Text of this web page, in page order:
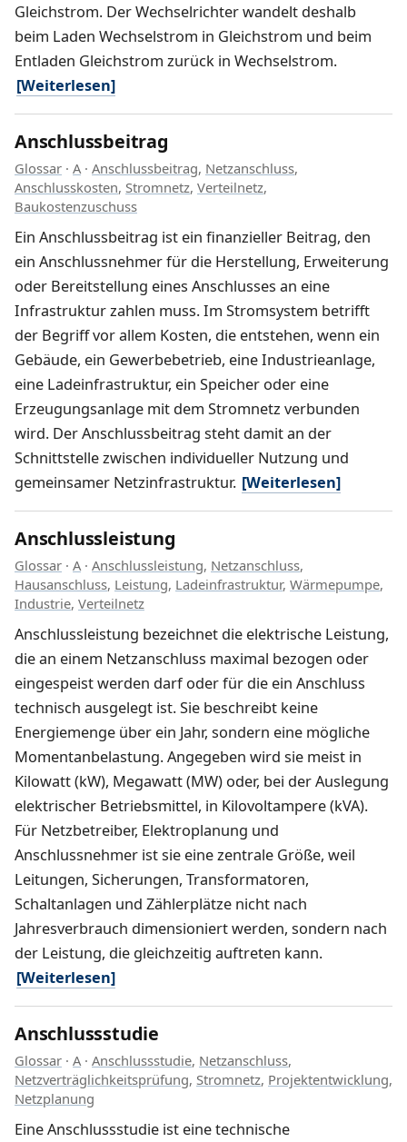
Gleichstrom. Der Wechselrichter wandelt deshalb
beim Laden Wechselstrom in Gleichstrom und beim
Entladen Gleichstrom zurück in Wechselstrom.
[Weiterlesen]
Anschlussbeitrag
Glossar · A · Anschlussbeitrag, Netzanschluss,
Anschlusskosten, Stromnetz, Verteilnetz,
Baukostenzuschuss
Ein Anschlussbeitrag ist ein finanzieller Beitrag, den
ein Anschlussnehmer für die Herstellung, Erweiterung
oder Bereitstellung eines Anschlusses an eine
Infrastruktur zahlen muss. Im Stromsystem betrifft
der Begriff vor allem Kosten, die entstehen, wenn ein
Gebäude, ein Gewerbebetrieb, eine Industrieanlage,
eine Ladeinfrastruktur, ein Speicher oder eine
Erzeugungsanlage mit dem Stromnetz verbunden
wird. Der Anschlussbeitrag steht damit an der
Schnittstelle zwischen individueller Nutzung und
gemeinsamer Netzinfrastruktur. [Weiterlesen]
Anschlussleistung
Glossar · A · Anschlussleistung, Netzanschluss,
Hausanschluss, Leistung, Ladeinfrastruktur, Wärmepumpe,
Industrie, Verteilnetz
Anschlussleistung bezeichnet die elektrische Leistung,
die an einem Netzanschluss maximal bezogen oder
eingespeist werden darf oder für die ein Anschluss
technisch ausgelegt ist. Sie beschreibt keine
Energiemenge über ein Jahr, sondern eine mögliche
Momentanbelastung. Angegeben wird sie meist in
Kilowatt (kW), Megawatt (MW) oder, bei der Auslegung
elektrischer Betriebsmittel, in Kilovoltampere (kVA).
Für Netzbetreiber, Elektroplanung und
Anschlussnehmer ist sie eine zentrale Größe, weil
Leitungen, Sicherungen, Transformatoren,
Schaltanlagen und Zählerplätze nicht nach
Jahresverbrauch dimensioniert werden, sondern nach
der Leistung, die gleichzeitig auftreten kann.
[Weiterlesen]
Anschlussstudie
Glossar · A · Anschlussstudie, Netzanschluss,
Netzverträglichkeitsprüfung, Stromnetz, Projektentwicklung,
Netzplanung
Eine Anschlussstudie ist eine technische